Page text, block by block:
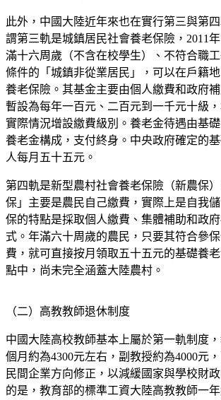
此外，中國大陸近年來也在實行第三與第
謂第三軌是城鎮居民社會養老保險，2011
滿十六周歲（不含在校學生）、不符合職
條件的「城鎮非從業居民」，可以在戶籍
養老保險。其基金主要由個人繳費和政府
暫設為每年一百元、二百元到一千元十級
實際情況增設繳費級別。養老金待遇由基
養老金構成，支付終身。中央政府確定的
人每月五十五元。
第四軌是新型農村社會養老保險（新農保
保」主要是農民自己繳費，實際上是自我
保的特點是採取個人繳費、集體補助和政
式。年滿六十周歲的農民，只要其符合參
費，就可直接按月領取五十五元的基礎養
點中，尚未完全涵蓋大陸農村。
（二）高教教師退休制度
中國大陸高校教師基本上屬於第一軌制度
個月約為4300元左右，副教授約為4000元
民間企業方向修正，以減緩國家與學校財
的是，教育部的標準工資大陸高教教師一